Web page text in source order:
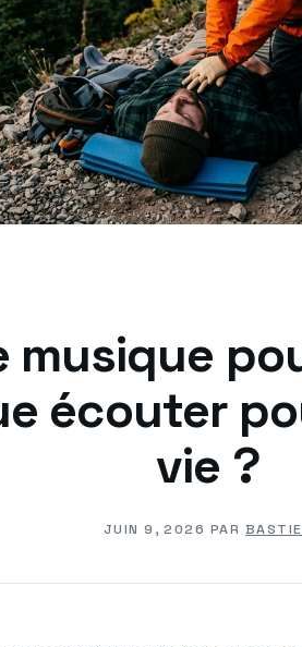
musique
écouter
vie ?
JUIN 9, 2026 PAR